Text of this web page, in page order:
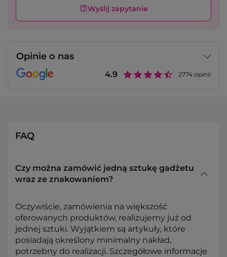
Wyślij zapytanie
Opinie o nas
4.9 2774 opinii
FAQ
Czy można zamówić jedną sztukę gadżetu
wraz ze znakowaniem?
Oczywiście, zamówienia na większość
oferowanych produktów, realizujemy już od
jednej sztuki. Wyjątkiem są artykuły, które
posiadają określony minimalny nakład,
potrzebny do realizacji. Szczegółowe informacje